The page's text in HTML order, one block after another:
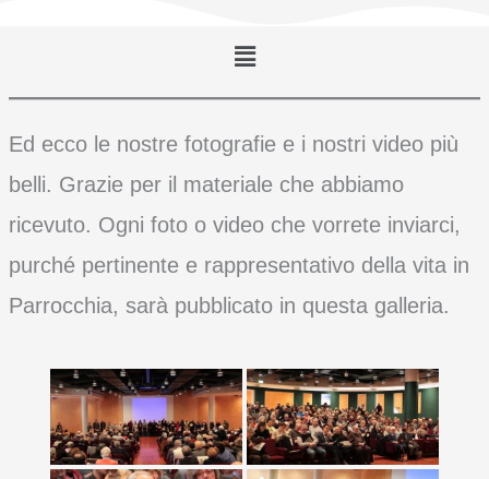
Ed ecco le nostre fotografie e i nostri video più
belli. Grazie per il materiale che abbiamo
ricevuto. Ogni foto o video che vorrete inviarci,
purché pertinente e rappresentativo della vita in
Parrocchia, sarà pubblicato in questa galleria.